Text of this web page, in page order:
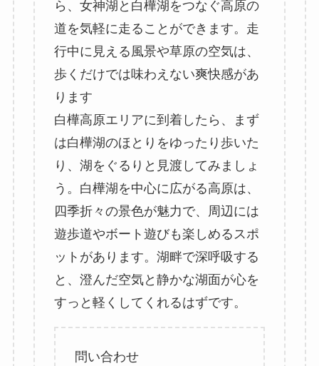
ら、女神湖と白樺湖をつなぐ高原の
道を気軽に走ることができます。走
行中に見える風景や草原の空気は、
歩くだけでは味わえない爽快感があ
ります
白樺高原エリアに到着したら、まず
は白樺湖のほとりをゆったり歩いた
り、湖をぐるりと見渡してみましょ
う。白樺湖を中心に広がる高原は、
四季折々の景色が魅力で、周辺には
遊歩道やボート遊びも楽しめるスポ
ットがあります。湖畔で深呼吸する
と、澄んだ空気と静かな湖面が心を
すっと軽くしてくれるはずです。
問い合わせ